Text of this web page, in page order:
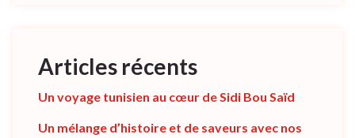
Articles récents
Un voyage tunisien au cœur de Sidi Bou Saïd
Un mélange d’histoire et de saveurs avec nos